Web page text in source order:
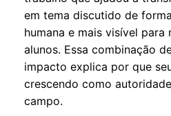
em tema discutido de
humana e mais visível para
alunos. Essa combinação
impacto explica por que
crescendo como
campo.